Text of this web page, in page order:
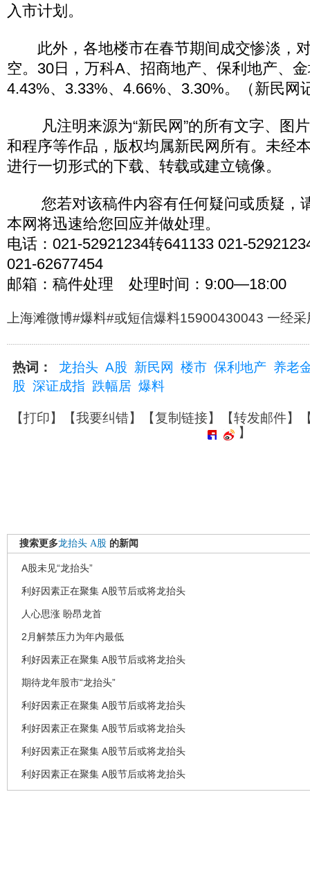
入市计划。
此外，各地楼市在春节期间成交惨淡，
空。30日，万科A、招商地产、保利地产、
4.43%、3.33%、4.66%、3.30%。（新民网
凡注明来源为“新民网”的所有文字、图
和程序等作品，版权均属新民网所有。未经
进行一切形式的下载、转载或建立镜像。
您若对该稿件内容有任何疑问或质疑，
本网将迅速给您回应并做处理。
电话：021-52921234转641133 021-
021-62677454
邮箱：稿件处理 处理时间：9:00—18:00
上海滩微博#爆料#或短信爆料15900430043 一经
热词： 龙抬头 A股 新民网 楼市 保利地产 养老
股 深证成指 跌幅居 爆料
【打印】【我要纠错】【复制链接】【转发邮件】
】
搜索更多龙抬头 A股 的新闻
A股未见“龙抬头”
利好因素正在聚集 A股节后或将龙抬头
人心思涨 盼昂龙首
2月解禁压力为年内最低
利好因素正在聚集 A股节后或将龙抬头
期待龙年股市“龙抬头”
利好因素正在聚集 A股节后或将龙抬头
利好因素正在聚集 A股节后或将龙抬头
利好因素正在聚集 A股节后或将龙抬头
利好因素正在聚集 A股节后或将龙抬头